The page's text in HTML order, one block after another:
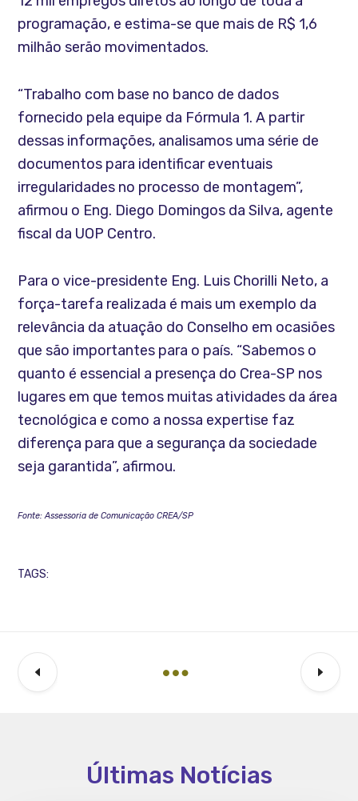
programação, e estima-se que mais de R$ 1,6
milhão serão movimentados.
“Trabalho com base no banco de dados
fornecido pela equipe da Fórmula 1. A partir
dessas informações, analisamos uma série de
documentos para identificar eventuais
irregularidades no processo de montagem”,
afirmou o Eng. Diego Domingos da Silva, agente
fiscal da UOP Centro.
Para o vice-presidente Eng. Luis Chorilli Neto, a
força-tarefa realizada é mais um exemplo da
relevância da atuação do Conselho em ocasiões
que são importantes para o país. “Sabemos o
quanto é essencial a presença do Crea-SP nos
lugares em que temos muitas atividades da área
tecnológica e como a nossa expertise faz
diferença para que a segurança da sociedade
seja garantida”, afirmou.
Fonte: Assessoria de Comunicação CREA/SP
TAGS:
Últimas Notícias